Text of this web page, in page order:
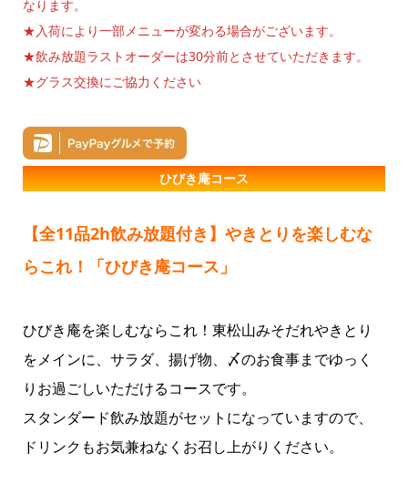
なります。
★入荷により一部メニューが変わる場合がございます。
★飲み放題ラストオーダーは30分前とさせていただきます。
★グラス交換にご協力ください
ひびき庵コース
【全11品2h飲み放題付き】やきとりを楽しむな
らこれ！「ひびき庵コース」
ひびき庵を楽しむならこれ！東松山みそだれやきとり
をメインに、サラダ、揚げ物、〆のお食事までゆっく
りお過ごしいただけるコースです。
スタンダード飲み放題がセットになっていますので、
ドリンクもお気兼ねなくお召し上がりください。